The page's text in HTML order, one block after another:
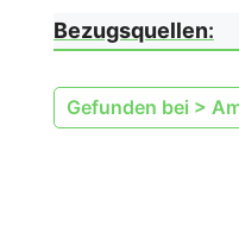
Bezugsquellen:
Gefunden bei >